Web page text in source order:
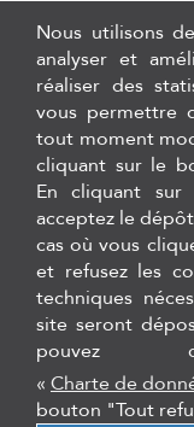
Logiciels de
et formations Hygiène
12 rue du 35ème
Tél. :+33 (0)4 27
secretariat@cqo-
Nous utilisons
analyser et
réaliser des
vous permettre
tout moment
cliquant sur le
En cliquant sur
acceptez le
cas où vous
et refusez les
techniques
site seront
pouvez
« Charte de
bouton "Tout